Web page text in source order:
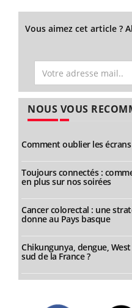
Vous aimez cet article ?
NOUS VOUS
Comment oublier les écrans
Toujours connectés :
en plus sur nos soirées
Cancer colorectal : une
donne au Pays basque
Chikungunya, dengue,
sud de la France ?